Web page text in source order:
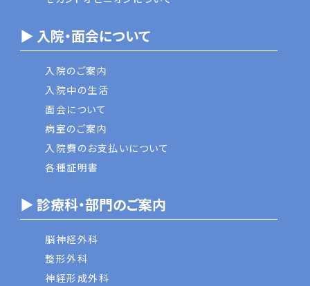
▶ 入院・面会について
入院のご案内
入院中の生活
面会について
病室のご案内
入院費のお支払いについて
各種証明書
▶ 診療科・部門のご案内
脳神経外科
整形外科
神経形成外科